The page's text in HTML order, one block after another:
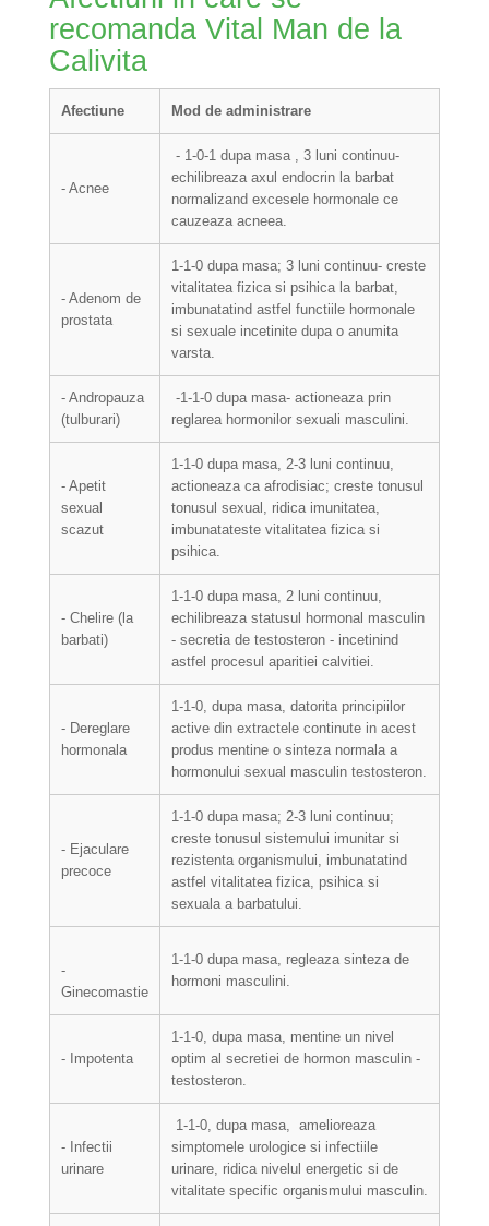
recomanda Vital Man de la
Calivita
Afectiune Mod de administrare
- Acnee
- 1-0-1 dupa masa , 3 luni continuu-
echilibreaza axul endocrin la barbat
normalizand excesele hormonale ce
cauzeaza acneea.
- Adenom de
prostata
1-1-0 dupa masa; 3 luni continuu- creste
vitalitatea fizica si psihica la barbat,
imbunatatind astfel functiile hormonale
si sexuale incetinite dupa o anumita
varsta.
- Andropauza
(tulburari)
-1-1-0 dupa masa- actioneaza prin
reglarea hormonilor sexuali masculini.
- Apetit
sexual
scazut
1-1-0 dupa masa, 2-3 luni continuu,
actioneaza ca afrodisiac; creste tonusul
tonusul sexual, ridica imunitatea,
imbunatateste vitalitatea fizica si
psihica.
- Chelire (la
barbati)
1-1-0 dupa masa, 2 luni continuu,
echilibreaza statusul hormonal masculin
- secretia de testosteron - incetinind
astfel procesul aparitiei calvitiei.
- Dereglare
hormonala
1-1-0, dupa masa, datorita principiilor
active din extractele continute in acest
produs mentine o sinteza normala a
hormonului sexual masculin testosteron.
- Ejaculare
precoce
1-1-0 dupa masa; 2-3 luni continuu;
creste tonusul sistemului imunitar si
rezistenta organismului, imbunatatind
astfel vitalitatea fizica, psihica si
sexuala a barbatului.
-
Ginecomastie
1-1-0 dupa masa, regleaza sinteza de
hormoni masculini.
- Impotenta
1-1-0, dupa masa, mentine un nivel
optim al secretiei de hormon masculin -
testosteron.
- Infectii
urinare
1-1-0, dupa masa, amelioreaza
simptomele urologice si infectiile
urinare, ridica nivelul energetic si de
vitalitate specific organismului masculin.